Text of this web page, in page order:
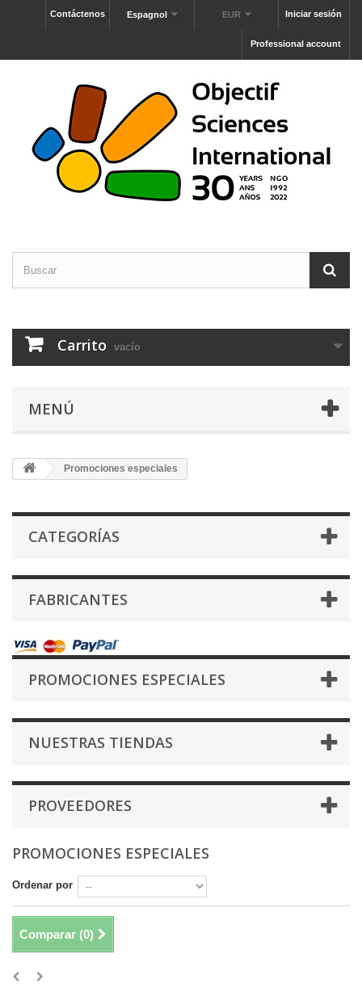
Iniciar sesión
EUR
Espagnol
Contáctenos
Professional account
Carrito vacío
MENÚ
Promociones especiales
CATEGORÍAS
FABRICANTES
PROMOCIONES ESPECIALES
NUESTRAS TIENDAS
PROVEEDORES
PROMOCIONES ESPECIALES
Ordenar por
Comparar (0)